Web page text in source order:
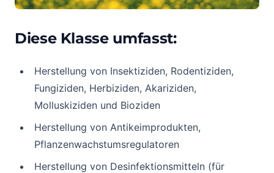
Diese Klasse umfasst:
Herstellung von Insektiziden, Rodentiziden,
Fungiziden, Herbiziden, Akariziden,
Molluskiziden und Bioziden
Herstellung von Antikeimprodukten,
Pflanzenwachstumsregulatoren
Herstellung von Desinfektionsmitteln (für